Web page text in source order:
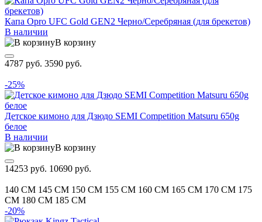
Капа Opro UFC Gold GEN2 Черно/Серебряная (для брекетов)
В наличии
В корзину
4787 руб. 3590 руб.
-25%
Детское кимоно для Дзюдо SEMI Competition Matsuru 650g
белое
В наличии
В корзину
14253 руб. 10690 руб.
140 CM 145 CM 150 CM 155 CM 160 CM 165 CM 170 CM 175
CM 180 CM 185 CM
-20%